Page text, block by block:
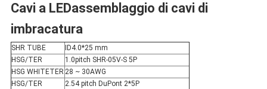
Cavi a LEDassemblaggio di cavi di
imbracatura
SHR TUBE
ID4.0*25 mm
HSG/TER
1.0pitch SHR-05V-S 5P
HSG WHITETER28 ~ 30AWG
HSG/TER
2.54 pitch DuPont 2*5P